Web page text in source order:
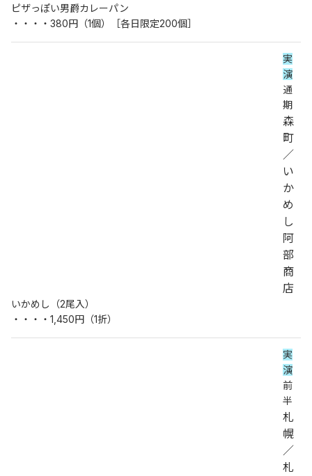
ピザっぽい男爵カレーパン
・・・・380円（1個）［各日限定200個］
実
演
通
期
森
町
／
い
か
め
し
阿
部
商
店
いかめし（2尾入）
・・・・1,450円（1折）
実
演
前
半
札
幌
／
札